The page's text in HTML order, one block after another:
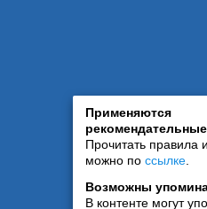
Применяются
Прочитать правила
можно по ссылке
Возможны
В контенте могут